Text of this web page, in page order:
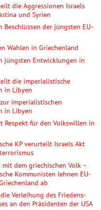
die Aggressionen Israels
und Syrien
Beschlüssen der jüngsten EU-
Wahlen in Griechenland
jüngsten Entwicklungen in
die imperialistische
in Libyen
imperialistischen
in Libyen
Respekt für den Volkswillen in
KP verurteilt Israels Akt
dem griechischen Volk –
Kommunisten lehnen EU-
ab
die Verleihung des Friedens-
an den Präsidenten der USA